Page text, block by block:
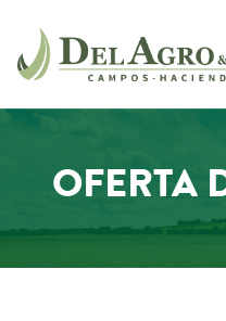
OFERTA